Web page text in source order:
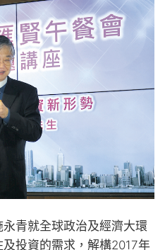
青就全球政治及經濟大環
投資的需求，解構2017年